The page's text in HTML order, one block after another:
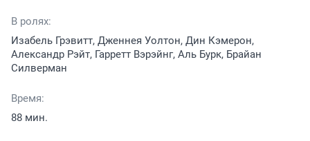
В ролях:
Изабель Грэвитт, Дженнея Уолтон, Дин Кэмерон,
Александр Рэйт, Гарретт Вэрэйнг, Аль Бурк, Брайан
Силверман
Время:
88 мин.